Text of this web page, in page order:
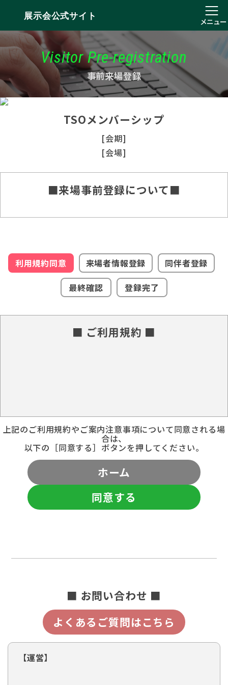
展示会公式サイト
メニュー
Visitor Pre-registration
事前来場登録
TSOメンバーシップ
[会期]
[会場]
■来場事前登録について■
利用規約同意 来場者情報登録
同伴者登録
最終確認
登録完了
■ ご利用規約 ■
上記のご利用規約やご案内注意事項について同意される場
合は、
以下の［同意する］ボタンを押してください。
ホーム
同意する
■ お問い合わせ ■
よくあるご質問はこちら
【運営】